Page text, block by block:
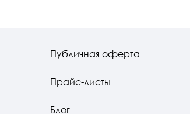
Публичная оферта
Прайс-листы
Блог